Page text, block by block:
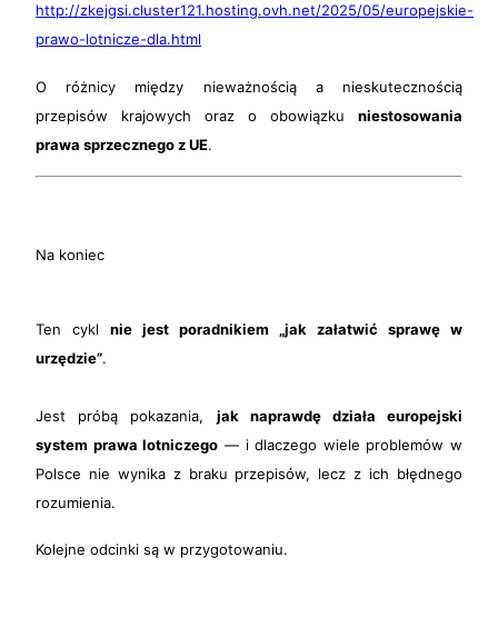
http://zkejgsi.cluster121.hosting.ovh.net/2025/05/europejskie-
prawo-lotnicze-dla.html
O różnicy między nieważnością a nieskutecznością
przepisów krajowych oraz o obowiązku niestosowania
prawa sprzecznego z UE.
Na koniec
Ten cykl nie jest poradnikiem „jak załatwić sprawę w
urzędzie”.
Jest próbą pokazania, jak naprawdę działa europejski
system prawa lotniczego — i dlaczego wiele problemów w
Polsce nie wynika z braku przepisów, lecz z ich błędnego
rozumienia.
Kolejne odcinki są w przygotowaniu.